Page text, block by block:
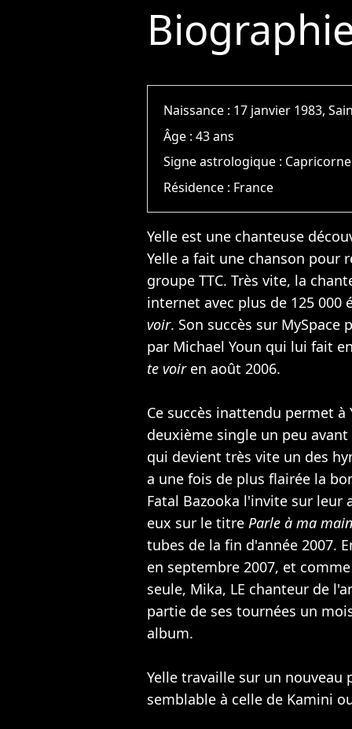
Naissance : 17 janvier 1983,
Âge :43 ans
Signe astrologique : Capricorne
Résidence : France
Yelle est une chanteuse
Yelle a fait une chanson pour
groupe TTC. Très vite, la
internet avec plus de 125 000
voir. Son succès sur MySpace
par Michael Youn qui lui fait
te voiren août 2006.
Ce succès inattendu permet
deuxième single un peu
qui devient très vite un des
a une fois de plus flairée la
Fatal Bazooka l'invite sur leur
eux sur le titre Parle à ma main
tubes de la fin d'année 2007.
en septembre 2007, et
seule, Mika, LE chanteur de
partie de ses tournées un
album.
Yelle travaille sur un
semblable à celle de Kamini